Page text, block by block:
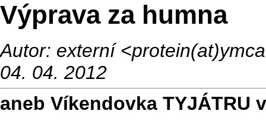
Výprava za humna
Autor: externí
04. 04. 2012
aneb Víkendovka TYJÁTRU